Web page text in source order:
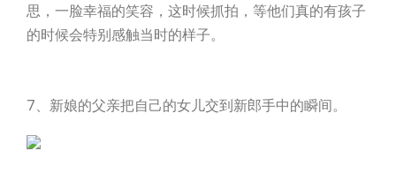
思，一脸幸福的笑容，这时候抓拍，等他们真的有孩子
的时候会特别感触当时的样子。
7、新娘的父亲把自己的女儿交到新郎手中的瞬间。